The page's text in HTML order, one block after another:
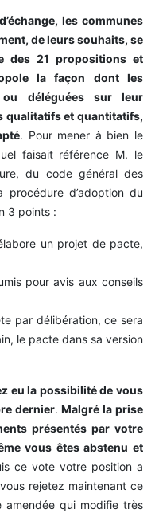
les communes
de leurs souhaits, se
des 21 propositions et
la façon dont les
ou déléguées sur leur
qualitatifs et quantitatifs,
. Pour mener à bien le
faisait référence M. le
du code général des
procédure d’adoption du
3 points :
un projet de pacte,
pour avis aux conseils
par délibération, ce sera
le pacte dans sa version
eu la possibilité de vous
dernier.Malgré la prise
présentés par votre
vous êtes abstenu et
ce vote votre position a
rejetez maintenant ce
qui modifie très